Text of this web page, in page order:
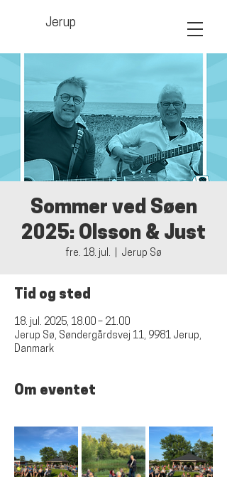
Jerup
Sommer ved Søen
2025: Olsson & Just
fre. 18. jul. Jerup Sø
Tid og sted
18. jul. 2025, 18.00 – 21.00
Jerup Sø, Søndergårdsvej 11, 9981 Jerup,
Danmark
Om eventet